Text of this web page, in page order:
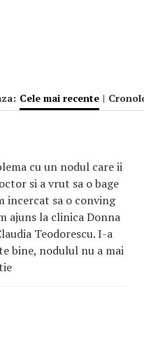
Cele mai recente |
cu un nodul care ii
si a vrut sa o bage
incercat sa o conving
ajuns la clinica Donna
Teodorescu. I-a
bine, nodulul nu a mai